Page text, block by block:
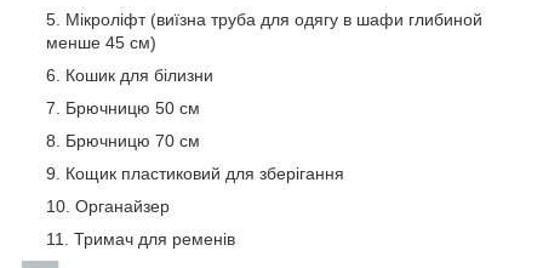
Мікроліфт (виїзна труба для одягу в шафи глибиной
менше 45 см)
Кошик для білизни
Брючницю 50 см
Брючницю 70 см
Кощик пластиковий для зберігання
Органайзер
Тримач для ременів